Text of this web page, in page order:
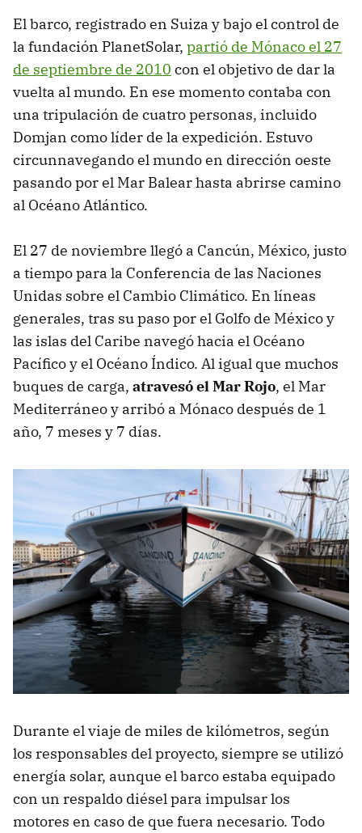
El barco, registrado en Suiza y bajo el control de
la fundación PlanetSolar, partió de Mónaco el 27
de septiembre de 2010 con el objetivo de dar la
vuelta al mundo. En ese momento contaba con
una tripulación de cuatro personas, incluido
Domjan como líder de la expedición. Estuvo
circunnavegando el mundo en dirección oeste
pasando por el Mar Balear hasta abrirse camino
al Océano Atlántico.
El 27 de noviembre llegó a Cancún, México, justo
a tiempo para la Conferencia de las Naciones
Unidas sobre el Cambio Climático. En líneas
generales, tras su paso por el Golfo de México y
las islas del Caribe navegó hacia el Océano
Pacífico y el Océano Índico. Al igual que muchos
buques de carga, atravesó el Mar Rojo, el Mar
Mediterráneo y arribó a Mónaco después de 1
año, 7 meses y 7 días.
Durante el viaje de miles de kilómetros, según
los responsables del proyecto, siempre se utilizó
energía solar, aunque el barco estaba equipado
con un respaldo diésel para impulsar los
motores en caso de que fuera necesario. Todo